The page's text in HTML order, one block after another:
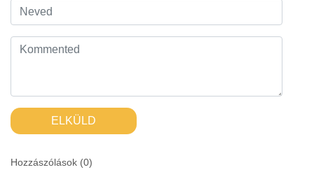
ELKÜLD
Hozzászólások (0)